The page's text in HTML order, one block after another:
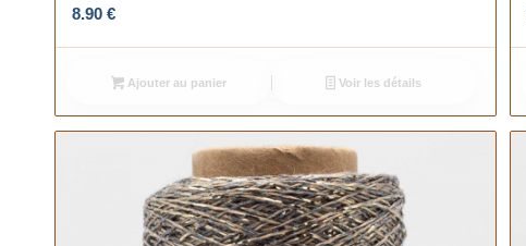
8.90 €
Ajouter au panier Voir les détails